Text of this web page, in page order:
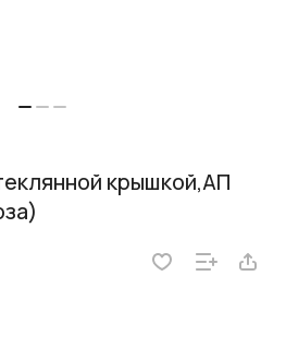
крышкой,АП